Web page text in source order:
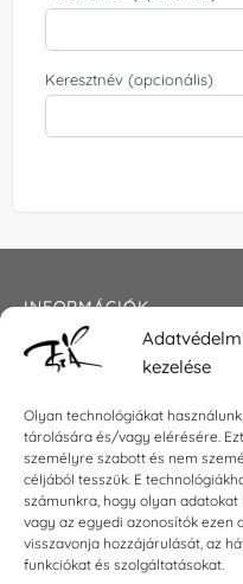
kezelése
Olyan technológiákat
tárolására és/vagy elérésére.
személyre szabott és nem
céljából tesszük. E
számunkra, hogy olyan
vagy az egyedi azonosítók ezen
visszavonja hozzájárulását, az
funkciókat és szolgáltatásokat.
Keresztnév (opcionális)
INFORMÁCIÓK
Általános szerződési
Impresszum
KAPCSOLAT
E-mail: